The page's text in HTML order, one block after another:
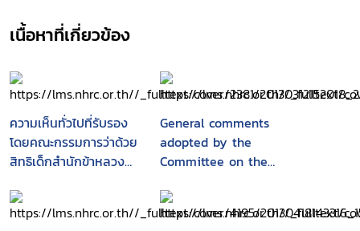
เนื้อหาที่เกี่ยวข้อง
ความเห็นทั่วไปที่รับรอง
โดยคณะกรรมการว่าด้วย
สิทธิเด็กสำนักข้าหลวง
แห่งสหประชาชาติ
General comments
adopted by the
Committee on the